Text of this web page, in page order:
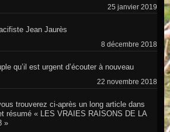
25 janvier 2019
Jean Jaurès
8 décembre 2018
qu’il est urgent d’écouter à nouveau
22 novembre 2018
trouverez ci-après un long article dans
résumé « LES VRAIES RAISONS DE LA
»